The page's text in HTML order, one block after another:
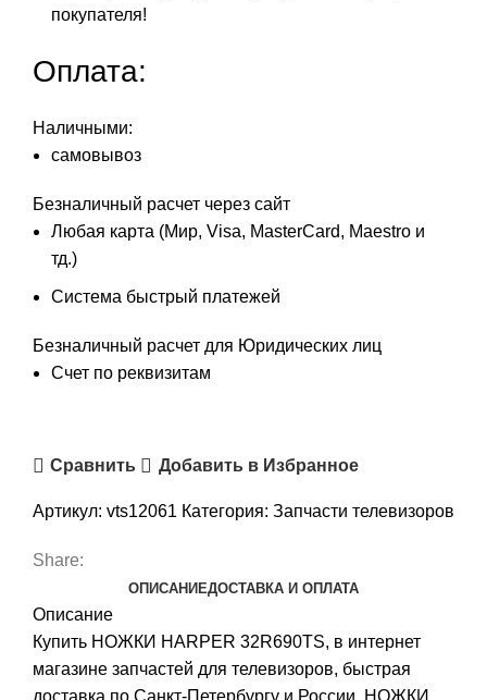
покупателя!
Оплата:
Наличными:
самовывоз
Безналичный расчет через сайт
Любая карта (Мир, Visa, MasterCard, Maestro и
тд.)
Система быстрый платежей
Безналичный расчет для Юридических лиц
Счет по реквизитам
Сравнить Добавить в Избранное
Артикул: vts12061 Категория: Запчасти телевизоров
Share:
ОПИСАНИЕДОСТАВКА И ОПЛАТА
Описание
Купить НОЖКИ HARPER 32R690TS, в интернет
магазине запчастей для телевизоров, быстрая
доставка по Санкт-Петербургу и России. НОЖКИ